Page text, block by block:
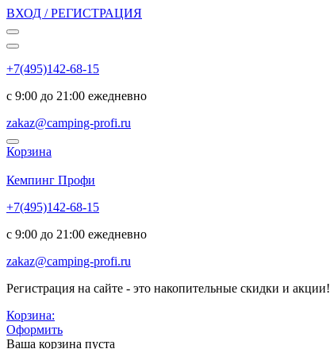
ВХОД / РЕГИСТРАЦИЯ
+7(495)142-68-15
с 9:00 до 21:00 ежедневно
zakaz@camping-profi.ru
Корзина
Кемпинг Профи
+7(495)142-68-15
с 9:00 до 21:00 ежедневно
zakaz@camping-profi.ru
Регистрация на сайте - это накопительные скидки и акции!
Корзина:
Оформить
Ваша корзина пуста